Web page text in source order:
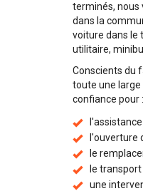
terminés, nous
dans la
voiture dans le
utilitaire,
Conscients du
toute une large
confiance pour :
l'ouverture
le
le
une